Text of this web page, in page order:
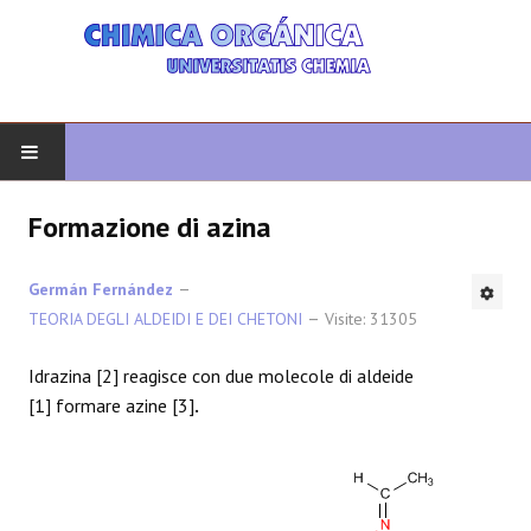
ORGANICA AVANZATA
ETEROCICLI
Formazione di azina
Germán Fernández
TEORIA DEGLI ALDEIDI E DEI CHETONI
Visite: 31305
Idrazina [2] reagisce con due molecole di aldeide
[1] formare azine [3].